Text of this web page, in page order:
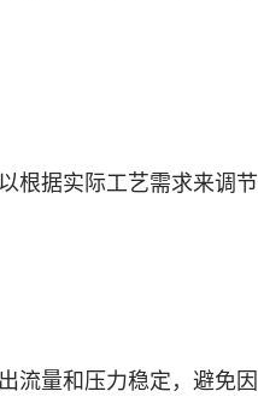
根据实际工艺需求来调节
流量和压力稳定，避免因